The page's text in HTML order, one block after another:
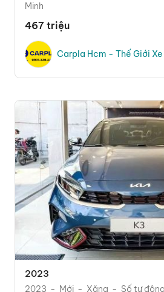
Minh
467 triệu
Carpla Hcm - Thế Giới
2023
2023 Mới Xăng Số tự động